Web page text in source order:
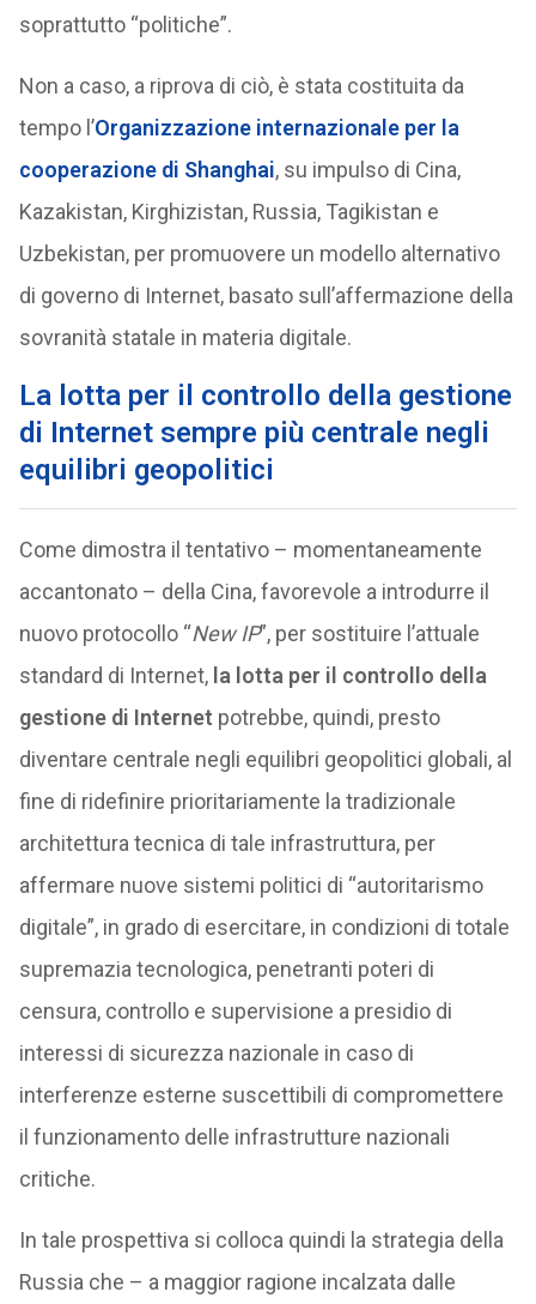
soprattutto “politiche”.
Non a caso, a riprova di ciò, è stata costituita da
tempo l’Organizzazione internazionale per la
cooperazione di Shanghai, su impulso di Cina,
Kazakistan, Kirghizistan, Russia, Tagikistan e
Uzbekistan, per promuovere un modello alternativo
di governo di Internet, basato sull’affermazione della
sovranità statale in materia digitale.
La lotta per il controllo della gestione
di Internet sempre più centrale negli
equilibri geopolitici
Come dimostra il tentativo – momentaneamente
accantonato – della Cina, favorevole a introdurre il
nuovo protocollo “New IP”, per sostituire l’attuale
standard di Internet, la lotta per il controllo della
gestione di Internet potrebbe, quindi, presto
diventare centrale negli equilibri geopolitici globali, al
fine di ridefinire prioritariamente la tradizionale
architettura tecnica di tale infrastruttura, per
affermare nuove sistemi politici di “autoritarismo
digitale”, in grado di esercitare, in condizioni di totale
supremazia tecnologica, penetranti poteri di
censura, controllo e supervisione a presidio di
interessi di sicurezza nazionale in caso di
interferenze esterne suscettibili di compromettere
il funzionamento delle infrastrutture nazionali
critiche.
In tale prospettiva si colloca quindi la strategia della
Russia che – a maggior ragione incalzata dalle